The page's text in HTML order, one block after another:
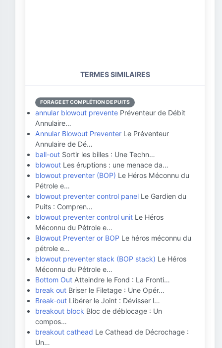
TERMES SIMILAIRES
FORAGE ET COMPLÉTION DE PUITS
annular blowout prevente Préventeur de Débit
Annulaire…
Annular Blowout Preventer Le Préventeur
Annulaire de Dé…
ball-out Sortir les billes : Une Techn…
blowout Les éruptions : une menace da…
blowout preventer (BOP) Le Héros Méconnu du
Pétrole e…
blowout preventer control panel Le Gardien du
Puits : Compren…
blowout preventer control unit Le Héros
Méconnu du Pétrole e…
Blowout Preventer or BOP Le héros méconnu du
pétrole e…
blowout preventer stack (BOP stack) Le Héros
Méconnu du Pétrole e…
Bottom Out Atteindre le Fond : La Fronti…
break out Briser le Filetage : Une Opér…
Break-out Libérer le Joint : Dévisser l…
breakout block Bloc de déblocage : Un
compos…
breakout cathead Le Cathead de Décrochage :
Un…